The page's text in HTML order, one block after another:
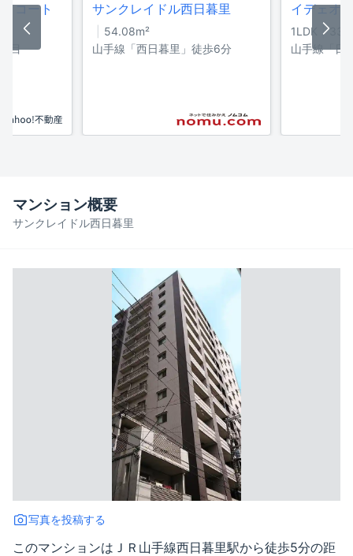
コート
目
サンクレイドル西日暮里
54.08m²
山手線「西日暮里」徒歩6分
イデェオ
1LDK
山手線「日
サンクレイドル西日暮里
マンション概要
写真を投稿する
このマンションはＪＲ山手線西日暮里駅から徒歩5分の距